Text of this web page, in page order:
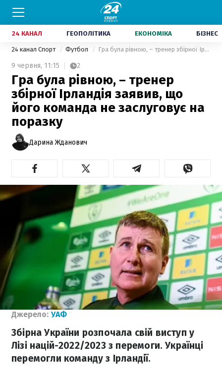
24 КАНАЛ ГЕОПОЛІТИКА ЕКОНОМІКА БІЗНЕС
24 канал Спорт Футбол Гра була рівною, – тренер збірної Ірландія заявив, що його команда не заслуговує на поразку
9 червня, 11:15 2
Гра була рівною, – тренер
збірної Ірландія заявив, що
його команда не заслуговує на
поразку
Дарина Жданович
Джерело: УАФ
Збірна України розпочала свій виступ у
Лізі націй-2022/2023 з перемоги. Українці
перемогли команду з Ірландії.